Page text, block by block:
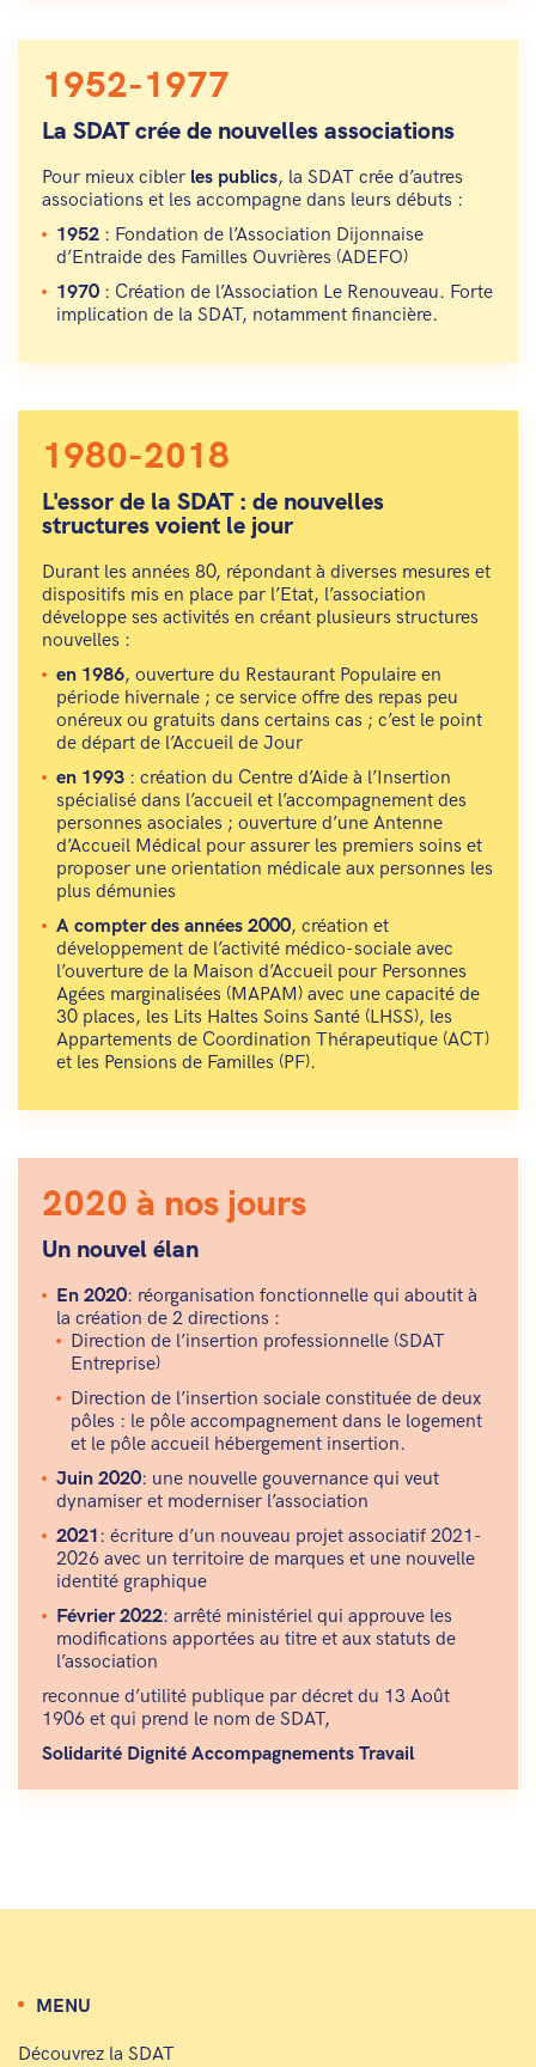
1952-1977
La SDAT crée de nouvelles associations
Pour mieux cibler les publics, la SDAT crée d’autres
associations et les accompagne dans leurs débuts :
1952 : Fondation de l’Association Dijonnaise
d’Entraide des Familles Ouvrières (ADEFO)
1970 : Création de l’Association Le Renouveau. Forte
implication de la SDAT, notamment financière.
1980-2018
L'essor de la SDAT : de nouvelles
structures voient le jour
Durant les années 80, répondant à diverses mesures et
dispositifs mis en place par l’Etat, l’association
développe ses activités en créant plusieurs structures
nouvelles :
en 1986, ouverture du Restaurant Populaire en
période hivernale ; ce service offre des repas peu
onéreux ou gratuits dans certains cas ; c’est le point
de départ de l’Accueil de Jour
en 1993 : création du Centre d’Aide à l’Insertion
spécialisé dans l’accueil et l’accompagnement des
personnes asociales ; ouverture d’une Antenne
d’Accueil Médical pour assurer les premiers soins et
proposer une orientation médicale aux personnes les
plus démunies
A compter des années 2000, création et
développement de l’activité médico-sociale avec
l’ouverture de la Maison d’Accueil pour Personnes
Agées marginalisées (MAPAM) avec une capacité de
30 places, les Lits Haltes Soins Santé (LHSS), les
Appartements de Coordination Thérapeutique (ACT)
et les Pensions de Familles (PF).
2020 à nos jours
Un nouvel élan
En 2020: réorganisation fonctionnelle qui aboutit à
la création de 2 directions :
Direction de l’insertion professionnelle (SDAT
Entreprise)
Direction de l’insertion sociale constituée de deux
pôles : le pôle accompagnement dans le logement
et le pôle accueil hébergement insertion.
Juin 2020: une nouvelle gouvernance qui veut
dynamiser et moderniser l’association
2021: écriture d’un nouveau projet associatif 2021-
2026 avec un territoire de marques et une nouvelle
identité graphique
Février 2022: arrêté ministériel qui approuve les
modifications apportées au titre et aux statuts de
l’association
reconnue d’utilité publique par décret du 13 Août
1906 et qui prend le nom de SDAT,
Solidarité Dignité Accompagnements Travail
MENU
Découvrez la SDAT